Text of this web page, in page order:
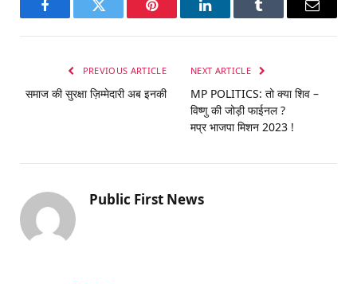
FacebookTwitter Pinterest LinkedInTumblr Email
PREVIOUS ARTICLE
समाज की सुरक्षा ज़िम्मेदारी अब इनकी
NEXT ARTICLE
MP POLITICS: तो क्या शिव –
विष्णु की जोड़ी फाईनल ?
मप्र भाजपा मिशन 2023 !
Public First News